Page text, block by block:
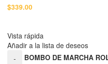
$339.00
Vista rápida
Añadir a la lista de deseos
-
BOMBO DE MARCHA